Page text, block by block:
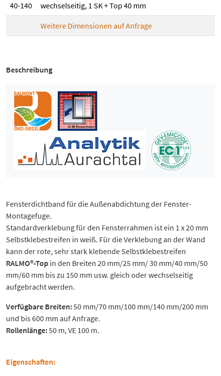
40-140
wechselseitig, 1 SK + Top 40 mm
Weitere Dimensionen auf Anfrage
Beschreibung
Fensterdichtband für die Außenabdichtung der Fenster-
Montagefuge.
Standardverklebung für den Fensterrahmen ist ein 1 x 20 mm
Selbstklebestreifen in weiß. Für die Verklebung an der Wand
kann der rote, sehr stark klebende Selbstklebestreifen
RALMO®-Top in den Breiten 20 mm/25 mm/ 30 mm/40 mm/50
mm/60 mm bis zu 150 mm usw. gleich oder wechselseitig
aufgebracht werden.
Verfügbare Breiten:50 mm/70 mm/100 mm/140 mm/200 mm
und bis 600 mm auf Anfrage.
Rollenlänge:50 m, VE 100 m.
Eigenschaften: